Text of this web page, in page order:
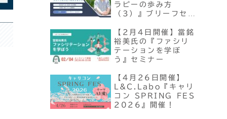
ラピーの歩み方
（3）』ブリーフセラ
【2月4日開催】當銘
裕美氏の『ファシリ
テーションを学ぼ
う』セミナー
【4月26日開催】
L&C.Labo『キャリ
コン SPRING FES
2026』開催！